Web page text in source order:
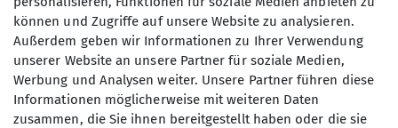
Maximale Teilnehmeranzahl
8
können und Zugriffe auf unsere Website zu analysieren.
Außerdem geben wir Informationen zu Ihrer Verwendung
unserer Website an unsere Partner für soziale Medien,
Werbung und Analysen weiter. Unsere Partner führen diese
Informationen möglicherweise mit weiteren Daten
zusammen, die Sie ihnen bereitgestellt haben oder die sie